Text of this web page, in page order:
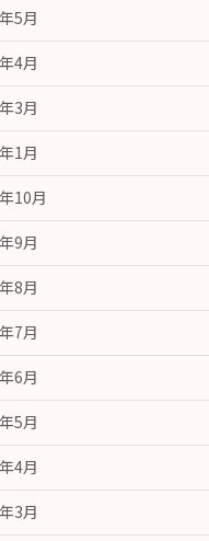
5月
4月
3月
1月
10月
9月
8月
7月
6月
5月
4月
3月